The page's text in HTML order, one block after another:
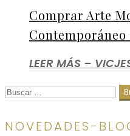
Comprar Arte
LEER MÁS –
Buscar:
NOVEDADES-